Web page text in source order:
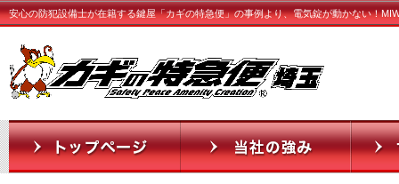
安心の防犯設備士が在籍する鍵屋「カギの特急便」の事例より、電気錠が動かない！